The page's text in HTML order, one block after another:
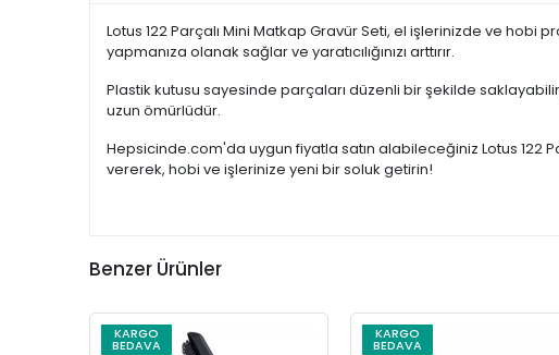
Lotus 122 Parçalı Mini Matkap Gravür Seti, el işlerinizde ve hobi
yapmanıza olanak sağlar ve yaratıcılığınızı arttırır.
Plastik kutusu sayesinde parçaları düzenli bir şekilde
uzun ömürlüdür.
Hepsicinde.com'da uygun fiyatla satın alabileceğiniz Lotus
vererek, hobi ve işlerinize yeni bir soluk getirin!
Benzer Ürünler
KARGO
BEDAVA
KARGO
BEDAVA